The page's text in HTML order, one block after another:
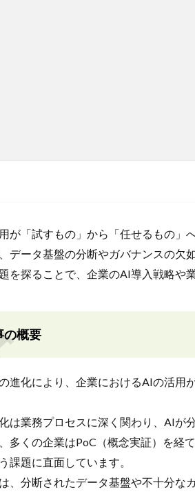
が「試すもの」から「任せるもの」
データ基盤の分断やガバナンスの欠
を探ることで、企業のAI導入戦略や
の概要
進化により、企業におけるAIの活用
は業務プロセスに深く関わり、AIが
多くの企業はPoC（概念実証）を経
課題に直面しています。
、分断されたデータ基盤や不十分な